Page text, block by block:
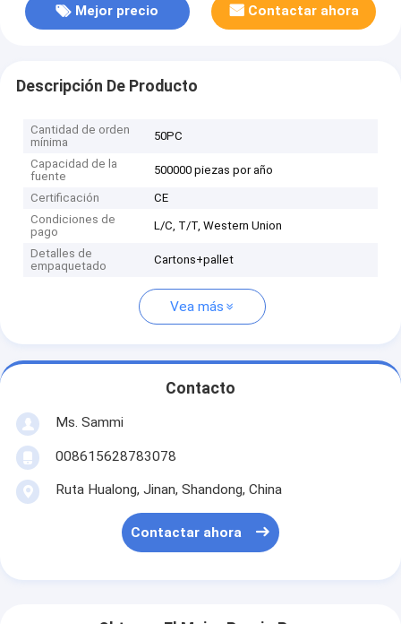
Mejor precio Contactar ahora
Descripción De Producto
Cantidad de orden
mínima
50PC
Capacidad de la
fuente
500000 piezas por año
Certificación
CE
Condiciones de
pago
L/C, T/T, Western Union
Detalles de
empaquetado
Cartons+pallet
Vea más
Contacto
Ms. Sammi
008615628783078
Ruta Hualong, Jinan, Shandong, China
Contactar ahora